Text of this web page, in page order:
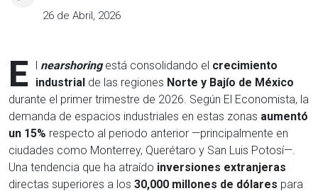
26 de Abril, 2026
E l nearshoringestá consolidando el crecimiento
industrial de las regiones Norte y Bajío de México
durante el primer trimestre de 2026. Según El Economista, la
demanda de espacios industriales en estas zonas aumentó
un 15% respecto al periodo anterior —principalmente en
ciudades como Monterrey, Querétaro y San Luis Potosí—.
Una tendencia que ha atraído inversiones extranjeras
directas superiores a los 30,000 millones de dólares para